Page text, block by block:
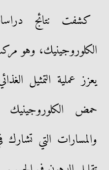
كشفت نتائج
الكلوروجينيك، وهو
يعزز عملية التمثيل
حمض
والمسارات التي تشارك